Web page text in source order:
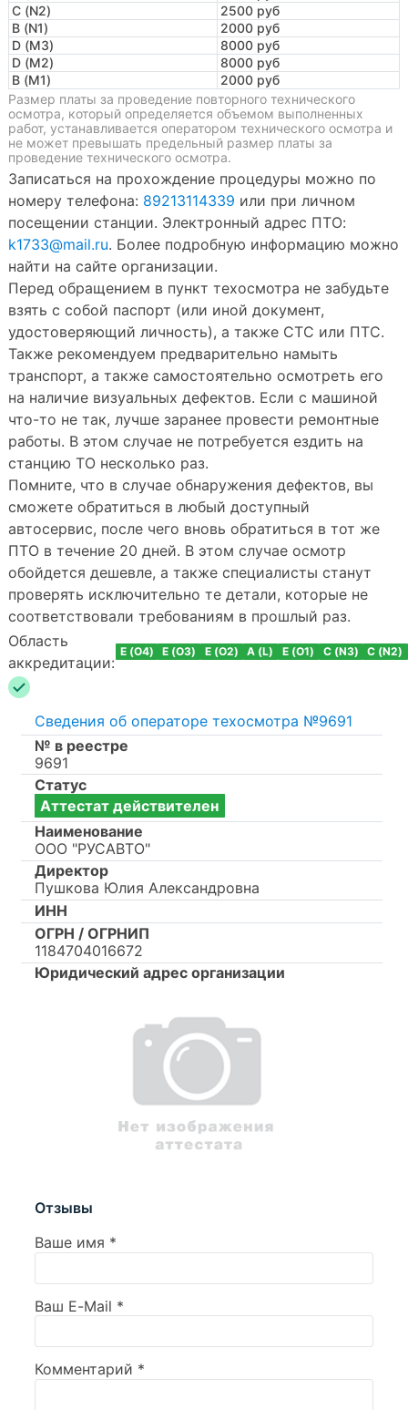
C (N2)
2500 руб
B (N1)
2000 руб
D (M3)
8000 руб
D (M2)
8000 руб
B (M1)
2000 руб
Размер платы за проведение повторного технического
осмотра, который определяется объемом выполненных
работ, устанавливается оператором технического осмотра и
не может превышать предельный размер платы за
проведение технического осмотра.
Записаться на прохождение процедуры можно по
номеру телефона: 89213114339 или при личном
посещении станции. Электронный адрес ПТО:
k1733@mail.ru. Более подробную информацию можно
найти на сайте организации.
Перед обращением в пункт техосмотра не забудьте
взять с собой паспорт (или иной документ,
удостоверяющий личность), а также СТС или ПТС.
Также рекомендуем предварительно намыть
транспорт, а также самостоятельно осмотреть его
на наличие визуальных дефектов. Если с машиной
что-то не так, лучше заранее провести ремонтные
работы. В этом случае не потребуется ездить на
станцию ТО несколько раз.
Помните, что в случае обнаружения дефектов, вы
сможете обратиться в любый доступный
автосервис, после чего вновь обратиться в тот же
ПТО в течение 20 дней. В этом случае осмотр
обойдется дешевле, а также специалисты станут
проверять исключительно те детали, которые не
соответствовали требованиям в прошлый раз.
Область
аккредитации:
E (O4) E (O3) E (O2) A (L) E (O1) C (N3) C (N2)
Сведения об операторе техосмотра №9691
№ в реестре
9691
Статус
Аттестат действителен
Наименование
ООО "РУСАВТО"
Директор
Пушкова Юлия Александровна
ИНН
ОГРН / ОГРНИП
1184704016672
Юридический адрес организации
Отзывы
Ваше имя *
Ваш E-Mail *
Комментарий *